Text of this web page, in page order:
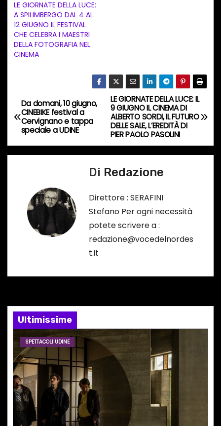
t
o
i
n
s
o
…
LE GIORNATE DELLA LUCE:
A SPILIMBERGO DAL 4 AL
12 GIUGNO IL FESTIVAL
CHE CELEBRA I MAESTRI
DELLA FOTOGRAFIA NEL
CINEMA
N
a
v
e
a
r
t
i
c
LE GIORNATE DELLA LUCE: IL
9 GIUGNO IL CINEMA DI
ALBERTO SORDI, IL FUTURO
DELLE SALE, L’EREDITÀ DI
PIER PAOLO PASOLINI
Da domani, 10 giugno,
CINEBIKE festival a
Cervignano e tappa
speciale a UDINE
Di Redazione
Direttore : SERAFINI
Stefano Per ogni necessità
potete scrivere a :
redazione@vocedelnordes
t.it
Ultimissime
SPETTACOLI UDINE